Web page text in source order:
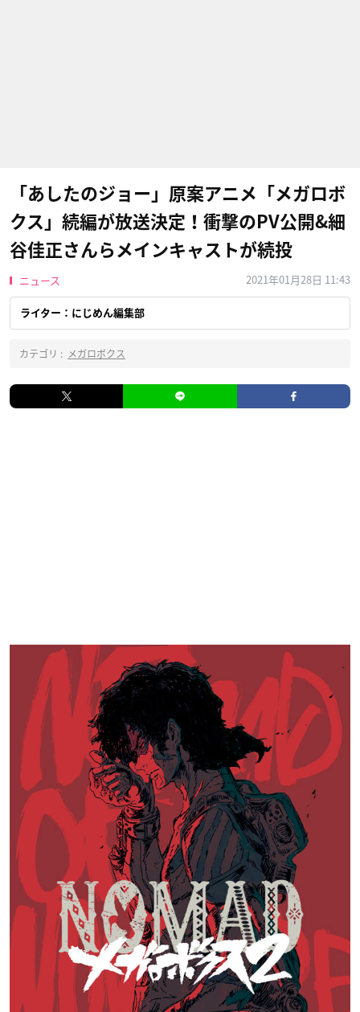
「あしたのジョー」原案アニメ「メガロボ
クス」続編が放送決定！衝撃のPV公開&細
谷佳正さんらメインキャストが続投
ニュース 2021年01月28日 11:43
ライター：にじめん編集部
カテゴリ : メガロボクス